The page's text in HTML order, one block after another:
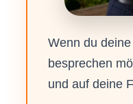
Wenn du
besprechen
und auf deine